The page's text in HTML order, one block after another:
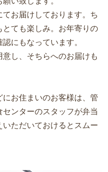
お届けしております。ち
とても楽しみ。お年寄りの
にもなっています。
し、そちらへのお届けも
お住まいのお客様は、管
ンターのスタッフが弁当
ただいておけるとスムー